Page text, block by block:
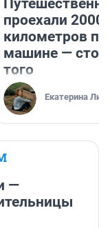
проехали 2000
километров по
машине —
того
Екатерина
—